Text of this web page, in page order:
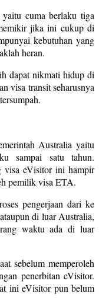
cuma berlaku tiga
jika ini cukup di
kebutuhan yang
heran.
dapat nikmati hidup di
visa transit seharusnya
Australia yaitu
sampai satu tahun.
visa eVisitor ini hampir
pemilik visa ETA.
pengerjaan dari ke
di luar Australia,
waktu ada di luar
sebelum memperoleh
penerbitan eVisitor.
ini eVisitor pun belum